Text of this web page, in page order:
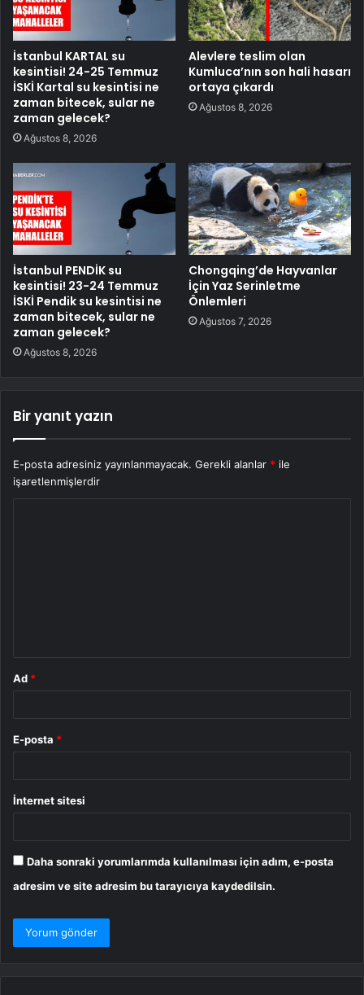
İstanbul KARTAL su
kesintisi! 24-25 Temmuz
İSKİ Kartal su kesintisi ne
zaman bitecek, sular ne
zaman gelecek?
Ağustos 8, 2026
Alevlere teslim olan
Kumluca’nın son hali hasarı
ortaya çıkardı
Ağustos 8, 2026
İstanbul PENDİK su
kesintisi! 23-24 Temmuz
İSKİ Pendik su kesintisi ne
zaman bitecek, sular ne
zaman gelecek?
Ağustos 8, 2026
Chongqing’de Hayvanlar
İçin Yaz Serinletme
Önlemleri
Ağustos 7, 2026
Bir yanıt yazın
E-posta adresiniz yayınlanmayacak. Gerekli alanlar * ile
işaretlenmişlerdir
Ad *
E-posta *
İnternet sitesi
Daha sonraki yorumlarımda kullanılması için adım, e-posta
adresim ve site adresim bu tarayıcıya kaydedilsin.